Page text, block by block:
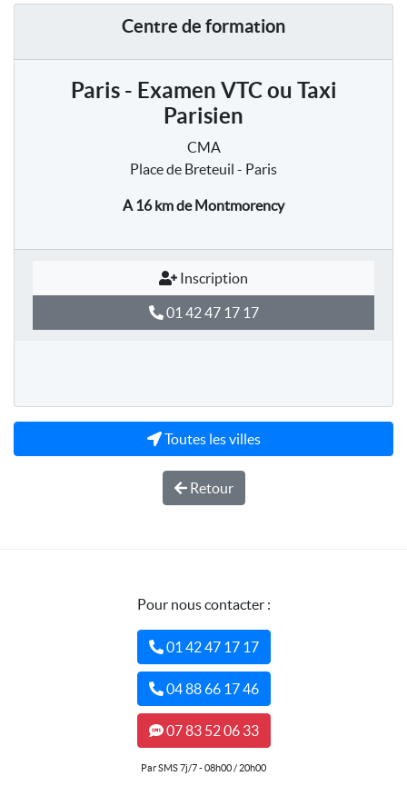
Centre de formation
Paris - Examen VTC ou Taxi
Parisien
CMA
Place de Breteuil - Paris
A 16 kmde Montmorency
Inscription
01 42 47 17 17
Toutes les villes
Retour
Pour nous contacter :
01 42 47 17 17
04 88 66 17 46
07 83 52 06 33
Par SMS 7j/7 - 08h00 / 20h00